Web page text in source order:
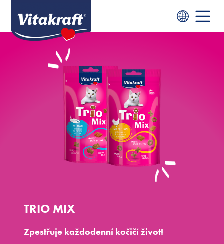
TRIO MIX
Zpestřuje každodenní kočičí život!